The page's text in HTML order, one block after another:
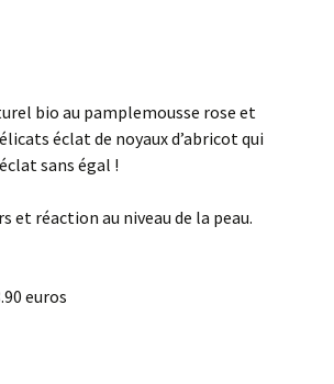
bio au pamplemousse rose et
éclat de noyaux d’abricot qui
sans égal !
et réaction au niveau de la peau.
euros